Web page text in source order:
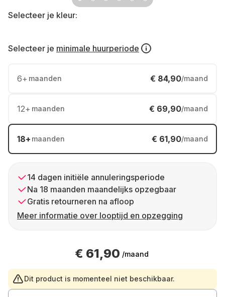
Selecteer je kleur:
Selecteer je minimale huurperiode
6+ maanden € 84,90/maand
12+ maanden € 69,90/maand
18+ maanden € 61,90/maand
14 dagen initiële annuleringsperiode
Na 18 maanden maandelijks opzegbaar
Gratis retourneren na afloop
Meer informatie over looptijd en opzegging
€ 61,90 /maand
Dit product is momenteel niet beschikbaar.